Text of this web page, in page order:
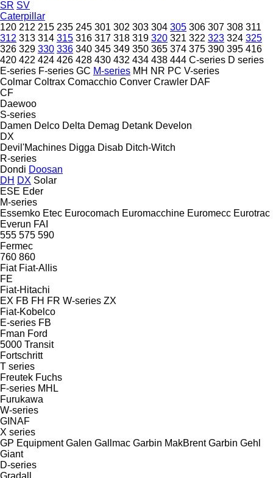
SR SV
Caterpillar
120 212 215 235 245 301 302 303 304 305 306 307 308 311
312 313 314 315 316 317 318 319 320 321 322 323 324 325
326 329 330 336 340 345 349 350 365 374 375 390 395 416
420 422 424 426 428 430 432 434 438 444 C-series D series
E-series F-series GC M-series MH NR PC V-series
Colmar Coltrax Comacchio Conver Crawler DAF
CF
Daewoo
S-series
Damen Delco Delta Demag Detank Develon
DX
Devil'Machines Digga Disab Ditch-Witch
R-series
Dondi Doosan
DH DX Solar
ESE Eder
M-series
Essemko Etec Eurocomach Euromacchine Euromecc Eurotrac
Everun FAI
555 575 590
Fermec
760 860
Fiat Fiat-Allis
FE
Fiat-Hitachi
EX FB FH FR W-series ZX
Fiat-Kobelco
E-series FB
Fman Ford
5000 Transit
Fortschritt
T series
Freutek Fuchs
F-series MHL
Furukawa
W-series
GINAF
X series
GP Equipment Galen Gallmac Garbin MakBrent Garbin Gehl
Giant
D-series
Gradall